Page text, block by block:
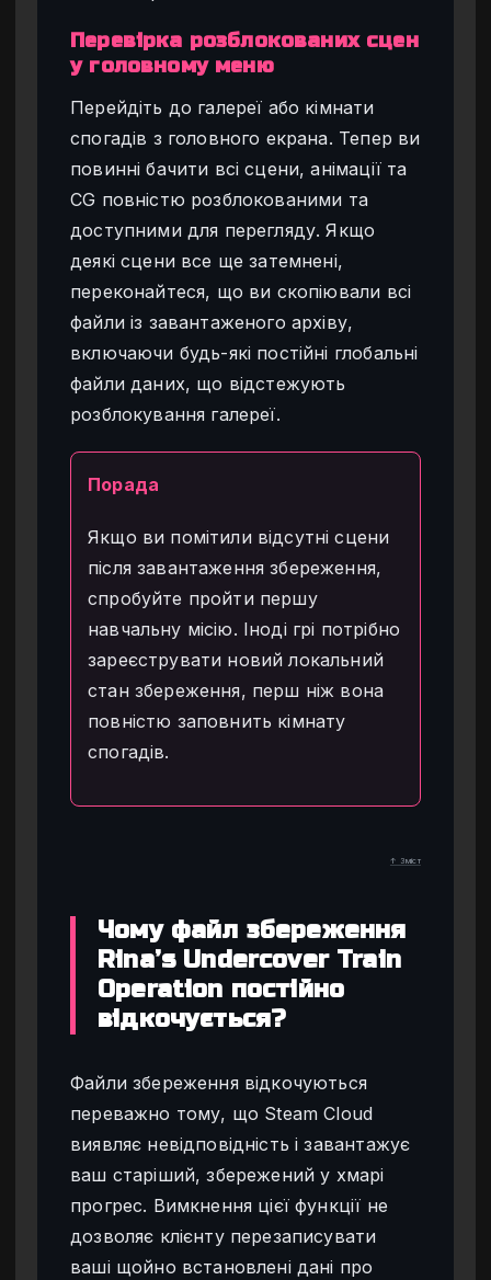
Перевірка розблокованих сцен
у головному меню
Перейдіть до галереї або кімнати
спогадів з головного екрана. Тепер ви
повинні бачити всі сцени, анімації та
CG повністю розблокованими та
доступними для перегляду. Якщо
деякі сцени все ще затемнені,
переконайтеся, що ви скопіювали всі
файли із завантаженого архіву,
включаючи будь-які постійні глобальні
файли даних, що відстежують
розблокування галереї.
Порада
Якщо ви помітили відсутні сцени
після завантаження збереження,
спробуйте пройти першу
навчальну місію. Іноді грі потрібно
зареєструвати новий локальний
стан збереження, перш ніж вона
повністю заповнить кімнату
спогадів.
↑ Зміст
Чому файл збереження
Rina’s Undercover Train
Operation постійно
відкочується?
Файли збереження відкочуються
переважно тому, що Steam Cloud
виявляє невідповідність і завантажує
ваш старіший, збережений у хмарі
прогрес. Вимкнення цієї функції не
дозволяє клієнту перезаписувати
ваші щойно встановлені дані про